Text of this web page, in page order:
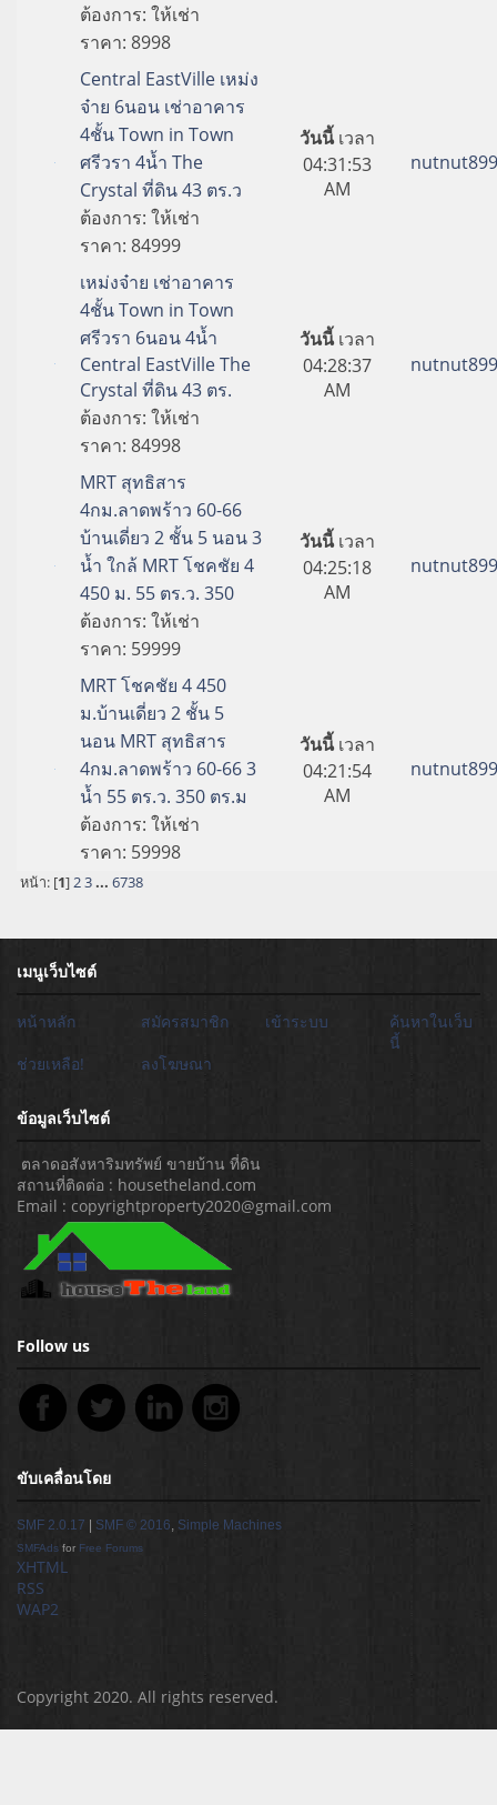
ต้องการ:ให้เช่า
ราคา:8998
Central EastVille เหม่ง
จ๋าย 6นอน เช่าอาคาร
4ชั้น Town in Town
ศรีวรา 4น้ำ The
Crystal ที่ดิน 43 ตร.ว
ต้องการ:ให้เช่า
ราคา:84999
วันนี้เวลา
04:31:53
AM
เหม่งจ๋าย เช่าอาคาร
4ชั้น Town in Town
ศรีวรา 6นอน 4น้ำ
Central EastVille The
Crystal ที่ดิน 43 ตร.
ต้องการ:ให้เช่า
ราคา:84998
วันนี้เวลา
04:28:37
AM
MRT สุทธิสาร
4กม.ลาดพร้าว 60-66
บ้านเดี่ยว 2 ชั้น 5 นอน 3
น้ำ ใกล้ MRT โชคชัย 4
450 ม. 55 ตร.ว. 350
ต้องการ:ให้เช่า
ราคา: 59999
วันนี้เวลา
04:25:18
AM
MRT โชคชัย 4 450
ม.บ้านเดี่ยว 2 ชั้น 5
นอน MRT สุทธิสาร
4กม.ลาดพร้าว 60-66 3
น้ำ 55 ตร.ว. 350 ตร.ม
ต้องการ:ให้เช่า
ราคา: 59998
วันนี้เวลา
04:21:54
AM
หน้า: [1]2 3 ... 6738
เมนูเว็บไซต์
หน้าหลัก สมัครสมาชิก เข้าระบบ
ค้นหาในเว็บ
นี้
ช่วยเหลือ!
ลงโฆษณา
ข้อมูลเว็บไซต์
ตลาดอสังหาริมทรัพย์ ขายบ้าน ที่ดิน
สถานที่ติดต่อ : housetheland.com
Email : copyrightproperty2020@gmail.com
Follow us
ขับเคลื่อนโดย
SMF 2.0.17 | SMF © 2016 Simple Machines
SMFAds for Free Forums
XHTML
RSS
WAP2
Copyright 2020. All rights reserved.